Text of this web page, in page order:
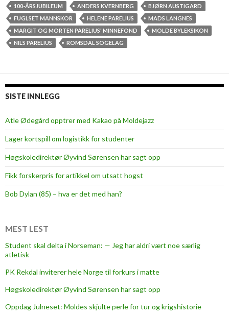
e
t
s
j
g
v
e
i
M
o
l
d
o
m
r
f
a
100-ÅRSJUBILEUM ANDERS KVERNBERG
BJØRN AUSTIGARD
FUGLSET MANNSKOR
HELENE PARELIUS
MADS LANGNES
MARGIT OG MORTEN PARELIUS' MINNEFOND
MOLDE BYLEKSIKON
NILS PARELIUS
ROMSDAL SOGELAG
SISTE INNLEGG
Atle Ødegård opptrer med Kakao på Moldejazz
Lager kortspill om logistikk for studenter
Høgskoledirektør Øyvind Sørensen har sagt opp
Fikk forskerpris for artikkel om utsatt hogst
Bob Dylan (85) – hva er det med han?
MEST LEST
Student skal delta i Norseman: — Jeg har aldri vært noe særlig
atletisk
PK Rekdal inviterer hele Norge til forkurs i matte
Høgskoledirektør Øyvind Sørensen har sagt opp
Oppdag Julneset: Moldes skjulte perle for tur og krigshistorie